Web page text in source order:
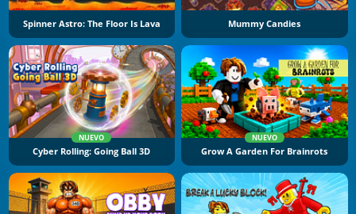
Spinner Astro: The Floor Is Lava Mummy Candies
NUEVO
Cyber Rolling: Going Ball 3D
NUEVO
Grow A Garden For Brainrots